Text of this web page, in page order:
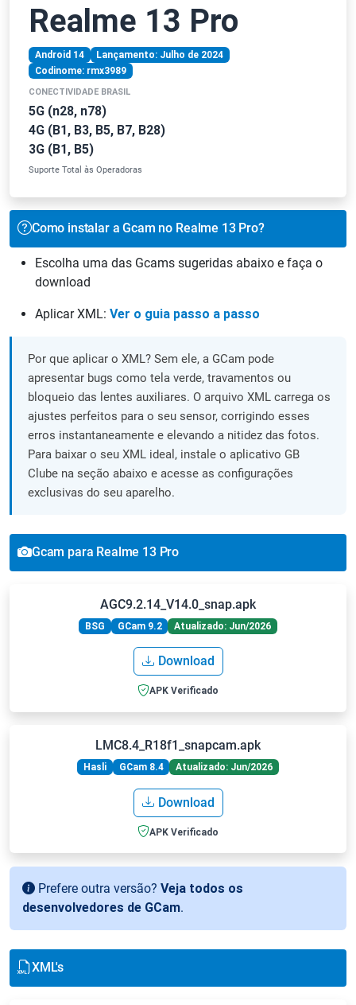
Realme 13 Pro
Android 14
Lançamento: Julho de 2024
Codinome: rmx3989
CONECTIVIDADE BRASIL
5G (n28, n78)
4G (B1, B3, B5, B7, B28)
3G (B1, B5)
Suporte Total às Operadoras
Como instalar a Gcam no Realme 13 Pro?
Escolha uma das Gcams sugeridas abaixo e faça o
download
Aplicar XML: Ver o guia passo a passo
Por que aplicar o XML? Sem ele, a GCam pode
apresentar bugs como tela verde, travamentos ou
bloqueio das lentes auxiliares. O arquivo XML carrega os
ajustes perfeitos para o seu sensor, corrigindo esses
erros instantaneamente e elevando a nitidez das fotos.
Para baixar o seu XML ideal, instale o aplicativo GB
Clube na seção abaixo e acesse as configurações
exclusivas do seu aparelho.
Gcam para Realme 13 Pro
AGC9.2.14_V14.0_snap.apk
BSG GCam 9.2 Atualizado: Jun/2026
Download
APK Verificado
LMC8.4_R18f1_snapcam.apk
Hasli GCam 8.4 Atualizado: Jun/2026
Download
APK Verificado
Prefere outra versão? Veja todos os
desenvolvedores de GCam.
XML's